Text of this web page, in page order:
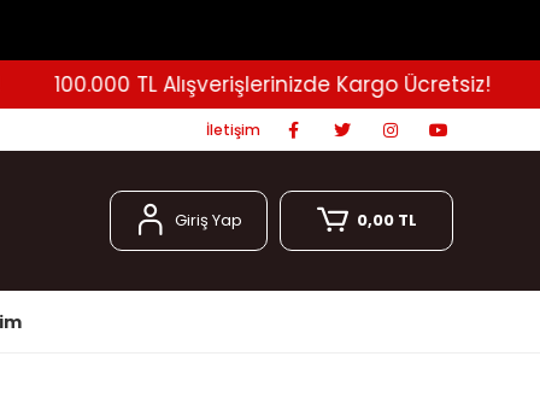
100.000 TL Alışverişlerinizde Kargo Ücretsiz!
İletişim
Giriş Yap 0,00 TL